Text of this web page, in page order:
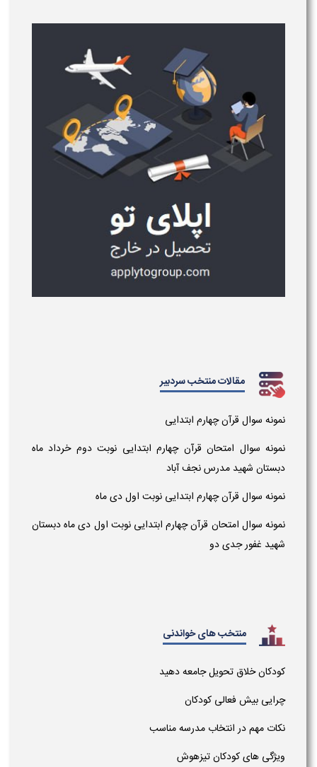
مقالات منتخب سردبیر
نمونه سوال قرآن چهارم ابتدایی
نمونه سوال امتحان قرآن چهارم ابتدایی نوبت دوم خرداد ماه
دبستان شهید مدرس نجف آباد
نمونه سوال قرآن چهارم ابتدایی نوبت اول دی ماه
نمونه سوال امتحان قرآن چهارم ابتدایی نوبت اول دی ماه دبستان
شهید غفور جدی دو
منتخب های خواندنی
کودکان خلاق تحویل جامعه دهید
چرایی بیش فعالی کودکان
نکات مهم در انتخاب مدرسه مناسب
ویژگی های کودکان تیزهوش